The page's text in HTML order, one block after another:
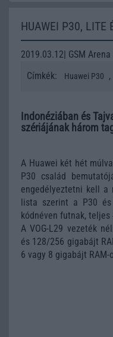
HUAWEI P30, LITE
2019.03.12| GSM Arena
Címkék:
Huawei P30 ,
Indonéziában és
szériájának három
A Huawei két hét
P30 család
engedélyeztetni kell a
lista szerint a P30 és
kódnéven futnak, teljes
A VOG-L29 vezeték
és 128/256 gigabájt
6 vagy 8 gigabájt